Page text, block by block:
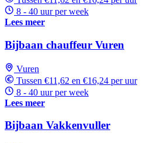
8 - 40 uur per week
Lees meer
Bijbaan chauffeur Vuren
Vuren
Tussen €11,62 en €16,24 per uur
8 - 40 uur per week
Lees meer
Bijbaan Vakkenvuller